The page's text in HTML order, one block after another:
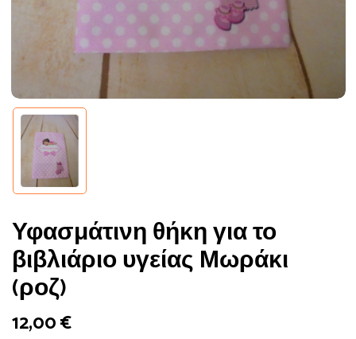
Υφασμάτινη θήκη για το
βιβλιάριο υγείας Μωράκι
(ροζ)
12,00€